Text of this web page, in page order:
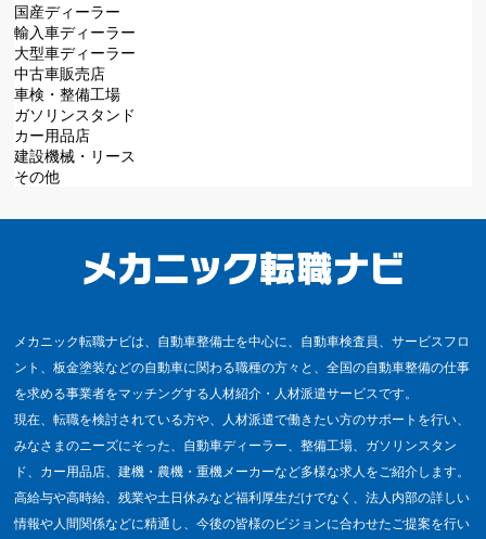
国産ディーラー
輸入車ディーラー
大型車ディーラー
中古車販売店
車検・整備工場
ガソリンスタンド
カー用品店
建設機械・リース
その他
メカニック転職ナビは、自動車整備士を中心に、自動車検査員、サービスフロ
ント、板金塗装などの自動車に関わる職種の方々と、全国の自動車整備の仕事
を求める事業者をマッチングする人材紹介・人材派遣サービスです。
現在、転職を検討されている方や、人材派遣で働きたい方のサポートを行い、
みなさまのニーズにそった、自動車ディーラー、整備工場、ガソリンスタン
ド、カー用品店、建機・農機・重機メーカーなど多様な求人をご紹介します。
高給与や高時給、残業や土日休みなど福利厚生だけでなく、法人内部の詳しい
情報や人間関係などに精通し、今後の皆様のビジョンに合わせたご提案を行い